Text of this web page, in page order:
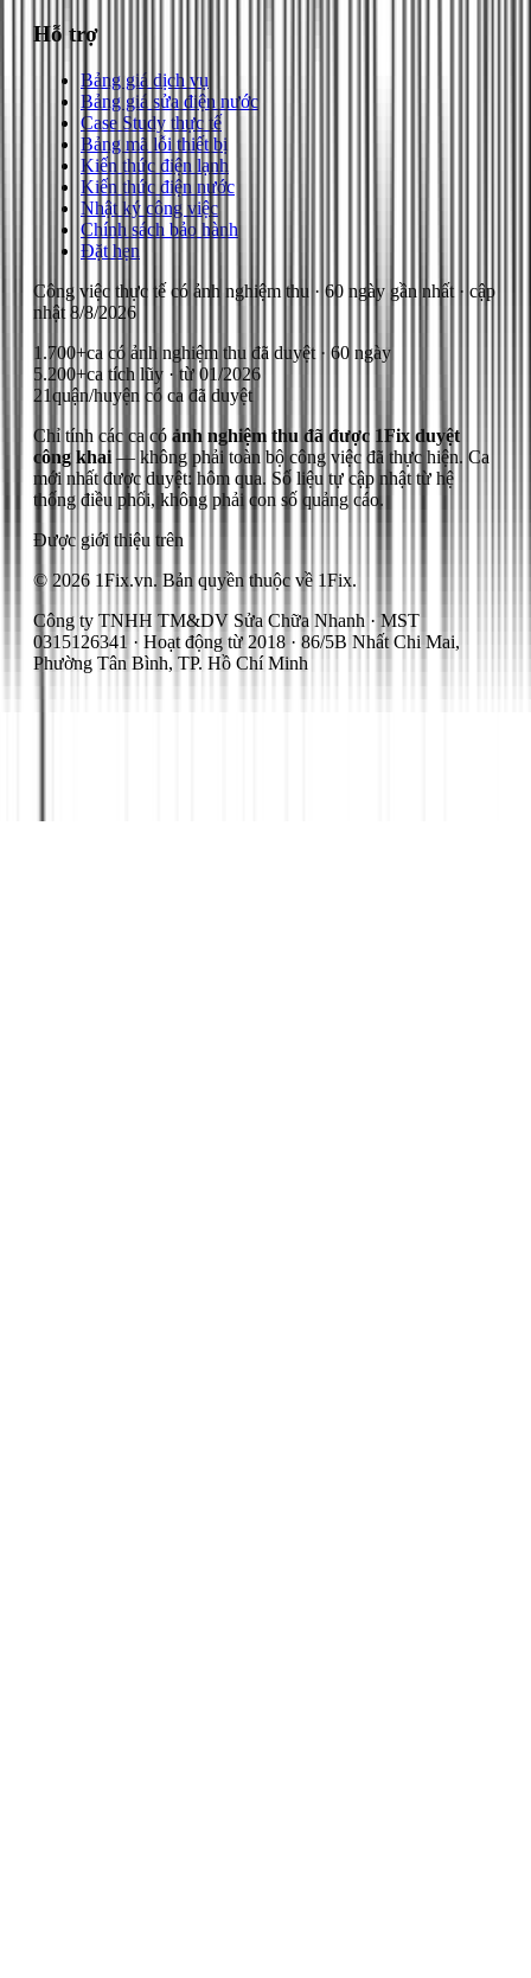
Hỗ trợ
Bảng giá dịch vụ
Bảng giá sửa điện nước
Case Study thực tế
Bảng mã lỗi thiết bị
Kiến thức điện lạnh
Kiến thức điện nước
Nhật ký công việc
Chính sách bảo hành
Đặt hẹn
Công việc thực tế có ảnh nghiệm thu · 60 ngày gần nhất · cập
nhật 8/8/2026
1.700+ca có ảnh nghiệm thu đã duyệt · 60 ngày
5.200+ca tích lũy · từ 01/2026
21quận/huyện có ca đã duyệt
Chỉ tính các ca có ảnh nghiệm thu đã được 1Fix duyệt
công khai — không phải toàn bộ công việc đã thực hiện. Ca
mới nhất được duyệt: hôm qua. Số liệu tự cập nhật từ hệ
thống điều phối, không phải con số quảng cáo.
Được giới thiệu trên
© 2026 1Fix.vn. Bản quyền thuộc về 1Fix.
Công ty TNHH TM&DV Sửa Chữa Nhanh · MST
0315126341 · Hoạt động từ 2018 · 86/5B Nhất Chi Mai,
Phường Tân Bình, TP. Hồ Chí Minh